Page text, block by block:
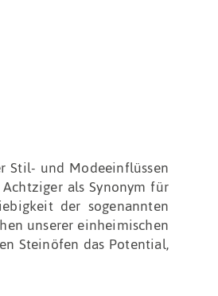
Stil- und Modeeinflüssen
als Synonym für
der sogenannten
unserer einheimischen
Steinöfen das Potential,